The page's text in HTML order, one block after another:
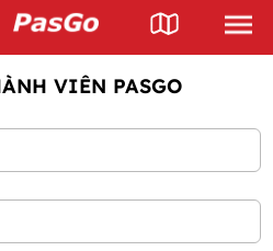
VIÊN PASGO